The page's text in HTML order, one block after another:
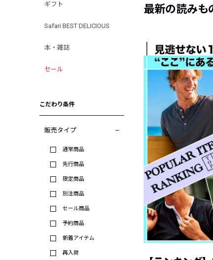
ギフト
Safari BEST DELICIOUS
本・雑誌
セール
こだわり条件
販売タイプ
通常商品
先行商品
限定商品
別注商品
セール商品
予約商品
新着アイテム
再入荷
最新の読みも